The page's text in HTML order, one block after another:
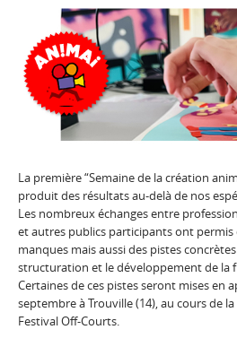
La première “Semaine de la création
produit des résultats au-delà de nos
Les nombreux échanges entre
et autres publics participants ont permis
manques mais aussi des pistes
structuration et le développement de la
Certaines de ces pistes seront mises en
septembre à Trouville (14), au cours de
Festival Off-Courts.